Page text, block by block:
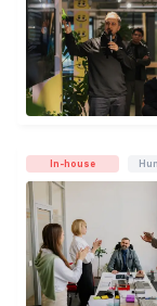
In-house